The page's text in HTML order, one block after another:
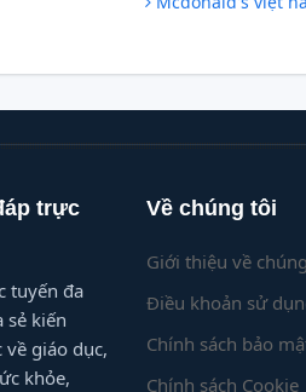
trực
tuyến đa
sẻ kiến
giáo dục,
khỏe,
Về chúng tôi
Giới thiệu về
Điều khoản sử
Chính sách bảo
Chính sách Cookie